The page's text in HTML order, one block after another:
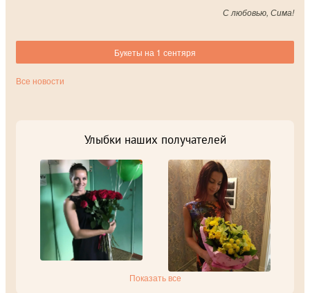
С любовью, Сима!
Букеты на 1 сентяря
Все новости
Улыбки наших получателей
Показать все